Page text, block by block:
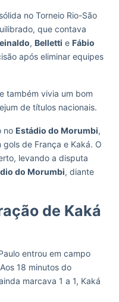
no Torneio Rio-São
que contava
, Belletti e Fábio
após eliminar equipes
também vivia um bom
de títulos nacionais.
no Estádio do Morumbi,
de França e Kaká. O
levando a disputa
do Morumbi, diante
de Kaká
entrou em campo
18 minutos do
marcava 1 a 1, Kaká